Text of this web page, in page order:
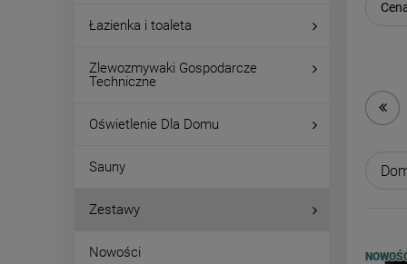
Łazienka i toaleta
Zlewozmywaki Gospodarcze
Techniczne
Oświetlenie Dla Domu
Sauny
Zestawy
Nowości